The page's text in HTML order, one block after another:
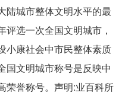
陆城市整体文明水平的最
选一次全国文明城市，
小康社会中市民整体素质
国文明城市称号是反映中
荣誉称号。声明:业百科所